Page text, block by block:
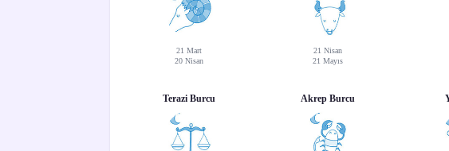
21 Mart
20 Nisan
21 Nisan
21 Mayıs
Terazi Burcu Akrep Burcu